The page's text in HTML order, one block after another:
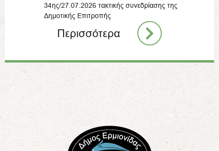
34ης/27.07.2026 τακτικής συνεδρίασης της
Δημοτικής Επιτροπής
Περισσότερα